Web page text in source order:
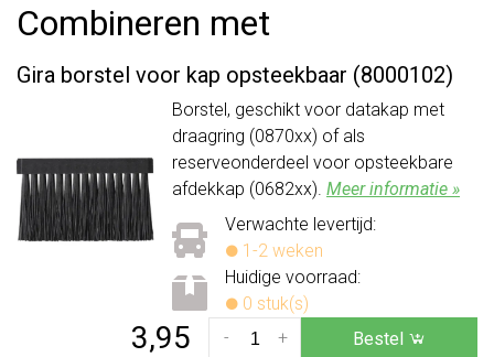
Combineren met
Gira borstel voor kap opsteekbaar (8000102)
Borstel, geschikt voor datakap met
draagring (0870xx) of als
reserveonderdeel voor opsteekbare
afdekkap (0682xx). Meer informatie »
Verwachte levertijd:
1-2 weken
Huidige voorraad:
0 stuk(s)
3,95 +
- Bestel